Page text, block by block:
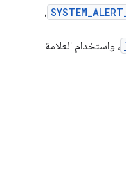
،
، واستخدام العلامة